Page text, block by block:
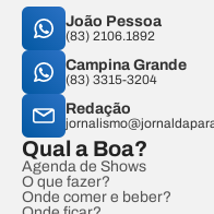
João Pessoa
(83) 2106.1892
Campina Grande
(83) 3315-3204
Redação
Qual a Boa?
Agenda de Shows
O que fazer?
Onde comer e beber?